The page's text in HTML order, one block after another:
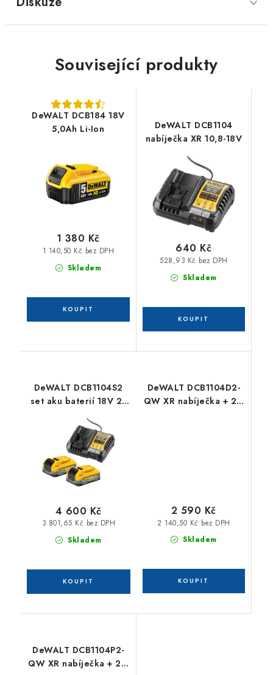
Související produkty
DeWALT DCB184 18V
5,0Ah Li-Ion
Skladem
1 140,50 Kč bez DPH
1 380 Kč
DeWALT DCB1104
nabíječka XR 10,8-18V
Skladem
528,93 Kč bez DPH
640 Kč
DeWALT DCB1104S2
set aku baterií 18V 2x
Skladem
3 801,65 Kč bez DPH
4 600 Kč
DeWALT DCB1104D2-
QW XR nabíječka + 2 x
Skladem
2 140,50 Kč bez DPH
2 590 Kč
DeWALT DCB1104P2-
QW XR nabíječka + 2 x